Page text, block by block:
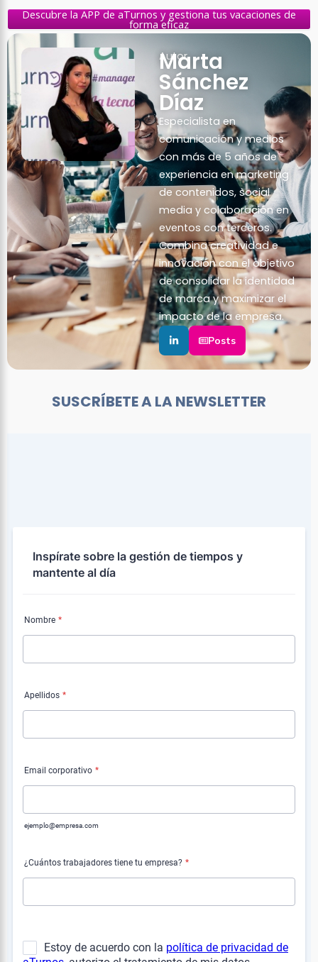
Descubre la APP de aTurnos y gestiona tus vacaciones de
forma eficaz
Autor
Marta
Sánchez
Díaz
Especialista en
comunicación y medios
con más de 5 años de
experiencia en marketing
de contenidos, social
media y colaboración en
eventos con terceros.
Combina creatividad e
innovación con el objetivo
de consolidar la identidad
de marca y maximizar el
impacto de la empresa.
Posts
SUSCRÍBETE A LA NEWSLETTER